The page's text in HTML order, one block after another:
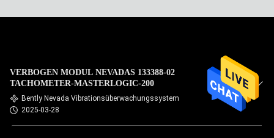
VERBOGEN MODUL NEVADAS 133388-02
TACHOMETER-MASTERLOGIC-200
Bently Nevada Vibrationsüberwachungssystem
2025-03-28